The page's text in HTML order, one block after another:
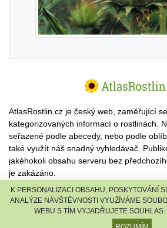
AtlasRostlin.cz je český web, zaměřující
kategorizovaných informací o rostlinách.
seřazené podle abecedy, nebo podle
také využít náš snadný vyhledávač.
jakéhokoli obsahu serveru bez
je zakázáno.
© 2026 AtlasRostlin.cz |TISCALI
DIGNITY, s.r.o.
K PERSONALIZACI OBSAHU, POSKYTOVÁNÍ
ANALÝZE NÁVŠTĚVNOSTI VYUŽÍVÁME
WEBU S TÍM VYJADŘUJETE SOUHLAS.